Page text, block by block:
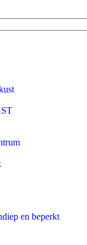
en beperkt